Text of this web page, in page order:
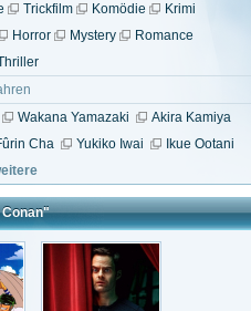
Trickfilm Komödie
Krimi
Horror Mystery
Romance
Wakana Yamazaki
Akira Kamiya
Cha Yukiko Iwai
Ikue Ootani